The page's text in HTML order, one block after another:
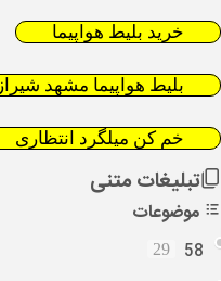
خرید بلیط هواپیما
بلیط هواپیما مشهد شیراز
خم کن میلگرد انتظاری
تبلیغات متنی
موضوعات
58
29